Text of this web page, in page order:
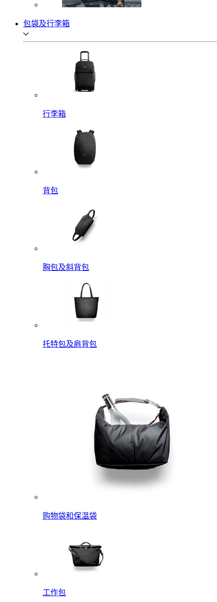
包袋及行李箱
行李箱
背包
胸包及斜背包
托特包及肩背包
购物袋和保温袋
工作包